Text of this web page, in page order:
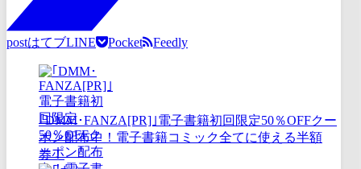
postはてブLINE Pocket Feedly
｢DMM･FANZA[PR]｣電子書籍初回限定50％OFFクー
ポン配布中！電子書籍コミック全てに使える半額
券！